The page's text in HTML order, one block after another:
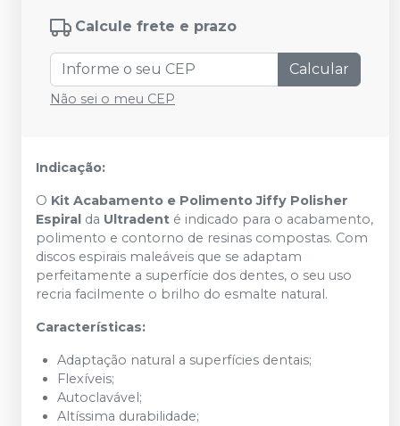
Calcule frete e prazo
Calcular
Não sei o meu CEP
Indicação:
O Kit Acabamento e Polimento Jiffy Polisher
Espiral da Ultradent é indicado para o acabamento,
polimento e contorno de resinas compostas. Com
discos espirais maleáveis que se adaptam
perfeitamente a superfície dos dentes, o seu uso
recria facilmente o brilho do esmalte natural.
Características:
Adaptação natural a superfícies dentais;
Flexíveis;
Autoclavável;
Altíssima durabilidade;